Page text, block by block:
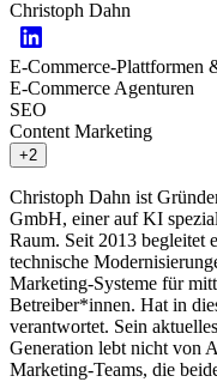
Christoph Dahn
E-Commerce-Plattformen
E-Commerce Agenturen
SEO
Content Marketing
+2
Christoph Dahn ist
GmbH, einer auf KI
Raum. Seit 2013 begleitet
technische
Marketing-Systeme für
Betreiber*innen. Hat in
verantwortet. Sein
Generation lebt nicht von
Marketing-Teams, die